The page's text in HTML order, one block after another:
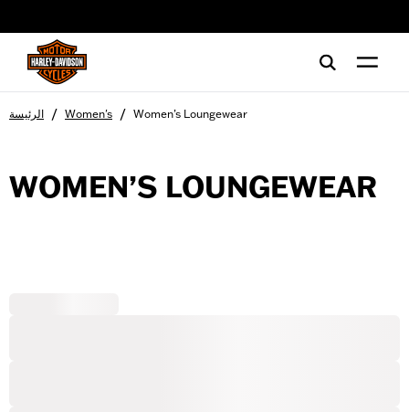
الرئيسة / Women's / Women’s Loungewear
WOMEN’S LOUNGEWEAR